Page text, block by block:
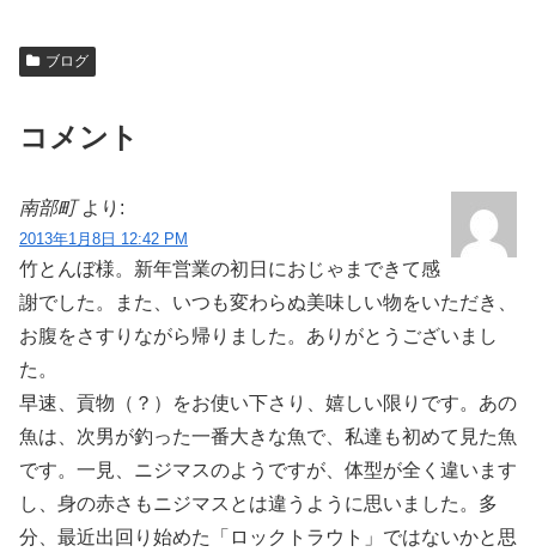
ブログ
コメント
南部町 より:
2013年1月8日 12:42 PM
竹とんぼ様。新年営業の初日におじゃまできて感
謝でした。また、いつも変わらぬ美味しい物をいただき、
お腹をさすりながら帰りました。ありがとうございまし
た。
早速、貢物（？）をお使い下さり、嬉しい限りです。あの
魚は、次男が釣った一番大きな魚で、私達も初めて見た魚
です。一見、ニジマスのようですが、体型が全く違います
し、身の赤さもニジマスとは違うように思いました。多
分、最近出回り始めた「ロックトラウト」ではないかと思